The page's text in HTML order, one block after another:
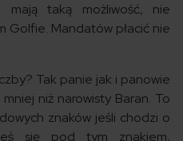
mają taką możliwość, nie
Golfie. Mandatów płacić nie
Tak panie jak i panowie
niż narowisty Baran. To
znaków jeśli chodzi o
się pod tym znakiem,